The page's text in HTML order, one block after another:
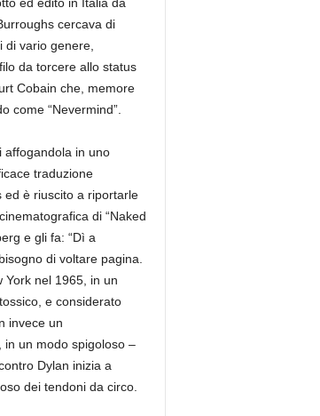
cercava di
di vario genere,
da torcere allo status
Cobain che, memore
come “Nevermind”.
affogandola in uno
traduzione
ed è riuscito a riportarle
di “Naked
e gli fa: “Dì a
di voltare pagina.
York nel 1965, in un
e considerato
invece un
in un modo spigoloso –
Dylan inizia a
dei tendoni da circo.